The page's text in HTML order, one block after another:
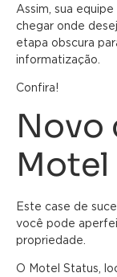
Assim, sua
chegar onde
etapa obscura
informatização.
Confira!
Novo
Motel
Este case de
você pode
propriedade.
O Motel Status,